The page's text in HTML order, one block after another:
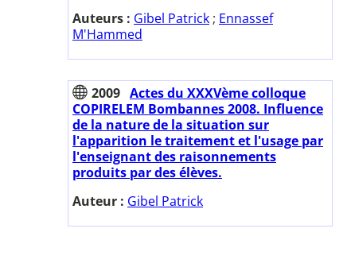
Auteurs : Gibel Patrick ; Ennassef
M'Hammed
2009 Actes du XXXVème colloque
COPIRELEM Bombannes 2008. Influence
de la nature de la situation sur
l'apparition le traitement et l'usage par
l'enseignant des raisonnements
produits par des élèves.
Auteur : Gibel Patrick